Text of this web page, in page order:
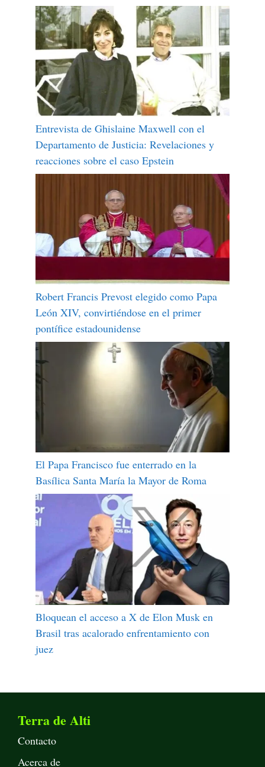
Entrevista de Ghislaine Maxwell con el
Departamento de Justicia: Revelaciones y
reacciones sobre el caso Epstein
Robert Francis Prevost elegido como Papa
León XIV, convirtiéndose en el primer
pontífice estadounidense
El Papa Francisco fue enterrado en la
Basílica Santa María la Mayor de Roma
Bloquean el acceso a X de Elon Musk en
Brasil tras acalorado enfrentamiento con
juez
Terra de Alti
Contacto
Acerca de